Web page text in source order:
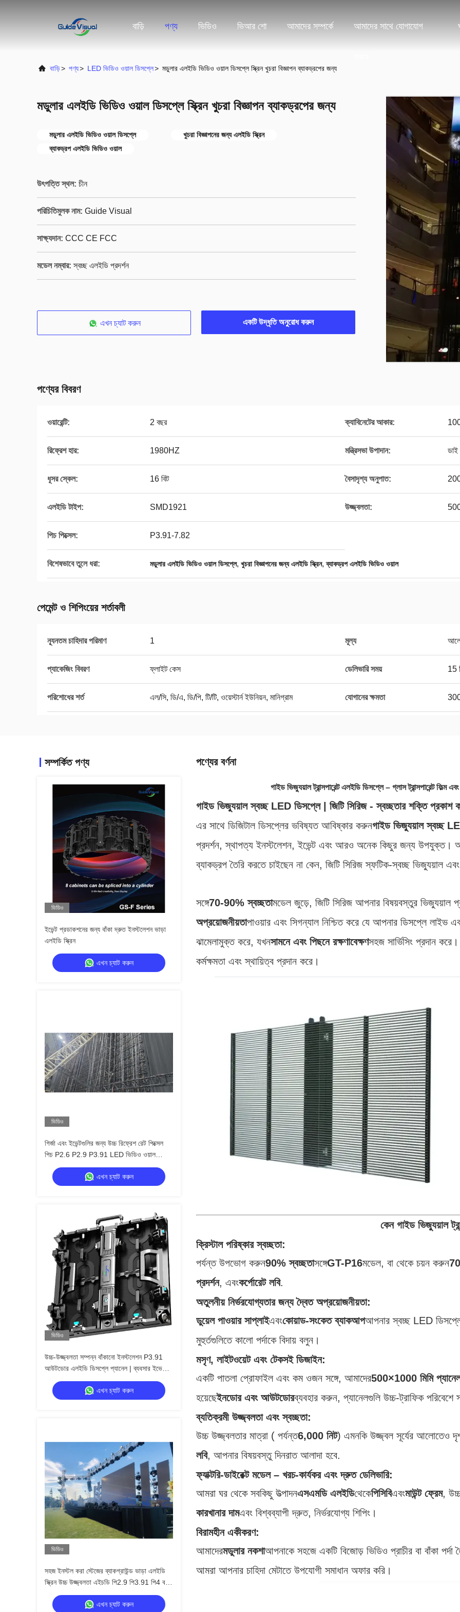
বাড়ি পণ্য ভিডিও ভিআর শো আমাদের সম্পর্কে আমাদের সাথে যোগাযোগ
বাড়ি> পণ্য> LED ভিডিও ওয়াল ডিসপ্লে> মডুলার এলইডি ভিডিও ওয়াল ডিসপ্লে স্ক্রিন খুচরা বিজ্ঞাপন ব্যাকড্রপের জন্য
মডুলার এলইডি ভিডিও ওয়াল ডিসপ্লে স্ক্রিন খুচরা বিজ্ঞাপন ব্যাকড্রপের জন্য
মডুলার এলইডি ভিডিও ওয়াল ডিসপ্লে
খুচরা বিজ্ঞাপনের জন্য এলইডি স্ক্রিন
ব্যাকড্রপ এলইডি ভিডিও ওয়াল
উৎপত্তি স্থল: চীন
পরিচিতিমুলক নাম: Guide Visual
সাক্ষ্যদান: CCC CE FCC
মডেল নম্বার: স্বচ্ছ এলইডি প্রদর্শন
এখন চ্যাট করুন একটি উদ্ধৃতি অনুরোধ করুন
পণ্যের বিবরণ
ওয়ারেন্টি: 2 বছর ক্যাবিনেটের আকার:
রিফ্রেশ হার: 1980HZ মন্ত্রিসভা উপাদান: ডাই
ধূসর স্কেল: 16 বিট বৈসাদৃশ্য অনুপাত:
এলইডি টাইপ: SMD1921 উজ্জ্বলতা:
পিচ পিক্সেল: P3.91-7.82
বিশেষভাবে তুলে ধরা: মডুলার এলইডি ভিডিও ওয়াল ডিসপ্লে, খুচরা বিজ্ঞাপনের জন্য এলইডি স্ক্রিন,ব্যাকড্রপ এলইডি ভিডিও ওয়াল
পেমেন্ট ও শিপিংয়ের শর্তাবলী
ন্যূনতম চাহিদার পরিমাণ 1 মূল্য
প্যাকেজিং বিবরণ ফ্লাইট কেস ডেলিভারি সময় 15
পরিশোধের শর্ত এল/সি, ডি/এ, ডি/পি, টি/টি, ওয়েস্টার্ন ইউনিয়ন, মানিগ্রাম যোগানের ক্ষমতা
সম্পর্কিত পণ্য
ভিডিও
ইভেন্ট প্রডাকশনের জন্য বাঁকা দ্রুত ইনস্টলেশন ভাড়া
এলইডি স্ক্রিন
এখন চ্যাট করুন
ভিডিও
গির্জা এবং ইভেন্টগুলির জন্য উচ্চ রিফ্রেশ রেট পিক্সেল
পিচ P2.6 P2.9 P3.91 LED ভিডিও ওয়াল
প্যানেল
এখন চ্যাট করুন
ভিডিও
উচ্চ-উজ্জ্বলতা সম্পন্ন বাঁকানো ইনস্টলেশন P3.91
আউটডোর এলইডি ডিসপ্লে প্যানেল | ব্যবসার ইভেন্টের
জন্য পোর্টেবল এলইডি স্ক্রিন ও এলইডি ওয়াল
এখন চ্যাট করুন
ভিডিও
সহজ ইনস্টল করা স্টেজের ব্যাকগ্রাউন্ড ভাড়া এলইডি
স্ক্রিন উচ্চ উজ্জ্বলতা এইচডি পি2.9 পি3.91 পি4 বড়
এলইডি আউটডোর ডিসপ্লে ট্রাস সহ
এখন চ্যাট করুন
পণ্যের বর্ণনা
গাইড ভিজ্যুয়াল ট্রান্সপারেন্ট এলইডি ডিসপ্লে – গ্লাস ট্রান্সপারেন্ট
গাইড ভিজ্যুয়াল স্বচ্ছ LED ডিসপ্লে | জিটি সিরিজ - স্বচ্ছতার শক্তি প্রকাশ
এর সাথে ডিজিটাল ডিসপ্লের ভবিষ্যত আবিষ্কার করুনগাইড ভিজ্যুয়াল স্বচ্ছ
প্রদর্শন, স্থাপত্য ইনস্টলেশন, ইভেন্ট এবং আরও অনেক কিছুর জন্য উপযুক্ত।
ব্যাকড্রপ তৈরি করতে চাইছেন না কেন, জিটি সিরিজ স্ফটিক-স্বচ্ছ ভিজ্যুয়াল এবং
সঙ্গে70-90% স্বচ্ছতামডেল জুড়ে, জিটি সিরিজ আপনার বিষয়বস্তুর
অপ্রয়োজনীয়তাপাওয়ার এবং সিগন্যাল নিশ্চিত করে যে আপনার ডিসপ্লে লাইভ
ঝামেলামুক্ত করে, যখনসামনে এবং পিছনে রক্ষণাবেক্ষণসহজ সার্ভিসিং প্রদান
কর্মক্ষমতা এবং স্থায়িত্ব প্রদান করে।
কেন গাইড ভিজ্যুয়াল
ক্রিস্টাল পরিষ্কার স্বচ্ছতা:
পর্যন্ত উপভোগ করুন90% স্বচ্ছতাসঙ্গেGT-P16মডেল, বা থেকে চয়ন করুন
প্রদর্শন, এবংকর্পোরেট লবি.
অতুলনীয় নির্ভরযোগ্যতার জন্য দ্বৈত অপ্রয়োজনীয়তা:
ডুয়েল পাওয়ার সাপ্লাইএবংকোয়াড-সংকেত ব্যাকআপআপনার স্বচ্ছ LED ডিসপ্লে
মুহুর্তগুলিতে কালো পর্দাকে বিদায় বলুন।
মসৃণ, লাইটওয়েট এবং টেকসই ডিজাইন:
একটি পাতলা প্রোফাইল এবং কম ওজন সঙ্গে, আমাদের500×1000 মিমি
হয়েছেইনডোর এবং আউটডোরব্যবহার করুন, প্যানেলগুলি উচ্চ-ট্রাফিক পরিবেশে
ব্যতিক্রমী উজ্জ্বলতা এবং স্বচ্ছতা:
উচ্চ উজ্জ্বলতার মাত্রা ( পর্যন্ত6,000 নিট) এমনকি উজ্জ্বল সূর্যের আলোতেও
লবি, আপনার বিষয়বস্তু দিনরাত আলাদা হবে.
ফ্যাক্টরি-ডাইরেক্ট মডেল – খরচ-কার্যকর এবং দ্রুত ডেলিভারি:
আমরা ঘর থেকে সবকিছু উত্পাদনএসএমডি এলইডিথেকেপিসিবিএবংমাউন্ট ফ্রেম,
কারখানার দামএবং বিশ্বব্যাপী দ্রুত, নির্ভরযোগ্য শিপিং।
বিরামহীন একীকরণ:
আমাদেরমডুলার নকশাআপনাকে সহজে একটি বিজোড় ভিডিও প্রাচীর বা বাঁকা
আমরা আপনার চাহিদা মেটাতে উপযোগী সমাধান অফার করি।